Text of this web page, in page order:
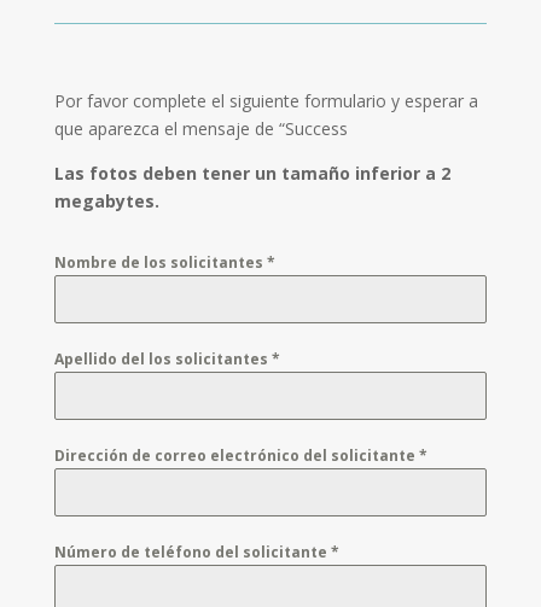
Por favor complete el siguiente formulario y esperar a
que aparezca el mensaje de “Success
Las fotos deben tener un tamaño inferior a 2
megabytes.
Nombre de los solicitantes *
Apellido del los solicitantes *
Dirección de correo electrónico del solicitante *
Número de teléfono del solicitante *